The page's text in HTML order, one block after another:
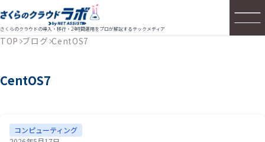
さくらのクラウドの導入・移行・24時間運用をプロが解説するテックメディア
TOP ブログ CentOS7
CentOS7
コンピューティング